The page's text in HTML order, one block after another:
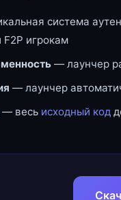
система
игрокам
— лаунчер
— лаунчер
— весь исходный код